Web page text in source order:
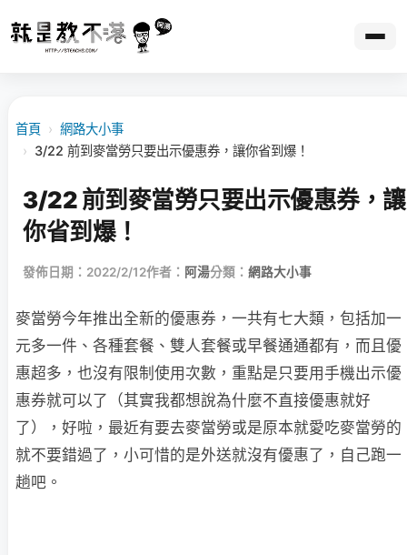
首頁 › 網路大小事
› 3/22 前到麥當勞只要出示優惠券，讓你省到爆！
3/22 前到麥當勞只要出示優惠券，讓
你省到爆！
發佈日期：2022/2/12作者： 阿湯分類： 網路大小事
麥當勞今年推出全新的優惠券，一共有七大類，包括加一
元多一件、各種套餐、雙人套餐或早餐通通都有，而且優
惠超多，也沒有限制使用次數，重點是只要用手機出示優
惠券就可以了（其實我都想說為什麼不直接優惠就好
了），好啦，最近有要去麥當勞或是原本就愛吃麥當勞的
就不要錯過了，小可惜的是外送就沒有優惠了，自己跑一
趟吧。